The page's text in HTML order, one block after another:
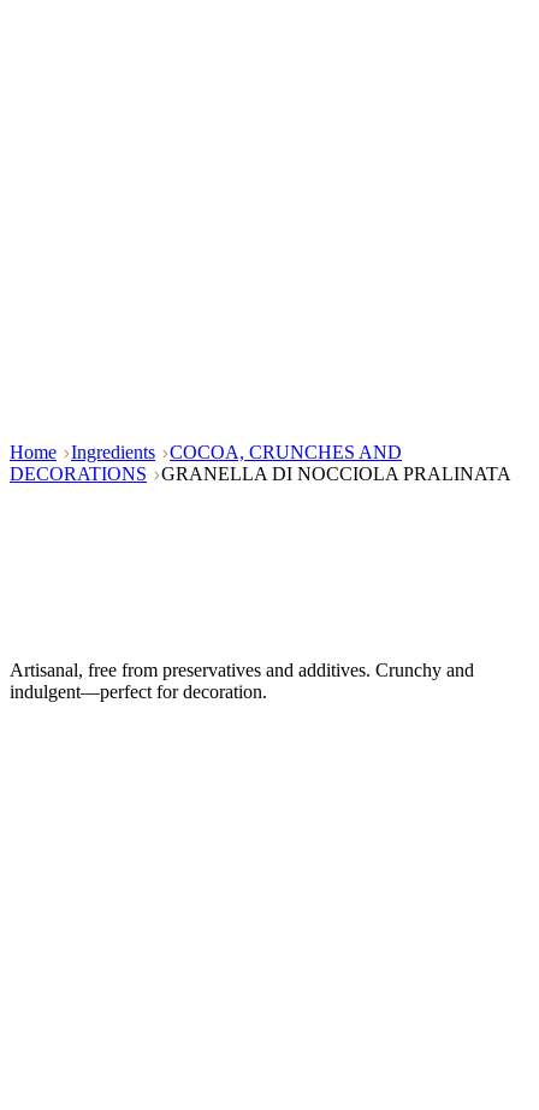
Home Ingredients
COCOA, CRUNCHES AND
DECORATIONS
GRANELLA DI NOCCIOLA PRALINATA
Artisanal, free from preservatives and additives. Crunchy and
indulgent—perfect for decoration.